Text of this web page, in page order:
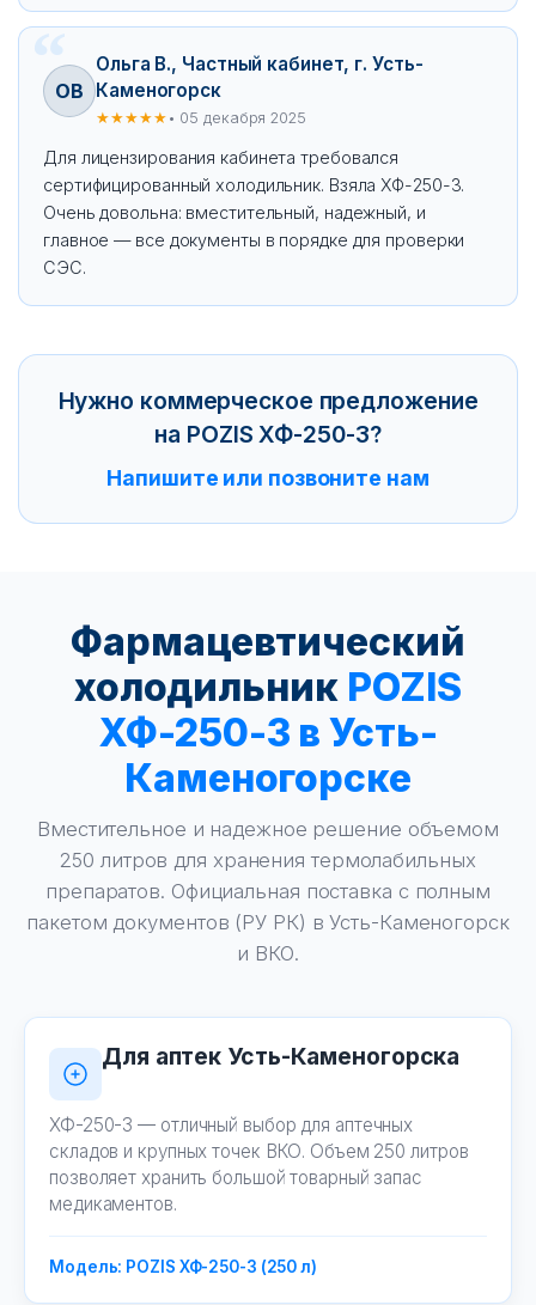
ОВ
Ольга В., Частный кабинет, г. Усть-
Каменогорск
★★★★★ • 05 декабря 2025
Для лицензирования кабинета требовался
сертифицированный холодильник. Взяла ХФ-250-3.
Очень довольна: вместительный, надежный, и
главное — все документы в порядке для проверки
СЭС.
Нужно коммерческое предложение
на POZIS ХФ-250-3?
Напишите или позвоните нам
Фармацевтический
холодильник POZIS
ХФ-250-3 в Усть-
Каменогорске
Вместительное и надежное решение объемом
250 литров для хранения термолабильных
препаратов. Официальная поставка с полным
пакетом документов (РУ РК) в Усть-Каменогорск
и ВКО.
Для аптек Усть-Каменогорска
ХФ-250-3 — отличный выбор для аптечных
складов и крупных точек ВКО. Объем 250 литров
позволяет хранить большой товарный запас
медикаментов.
Модель: POZIS ХФ-250-3 (250 л)